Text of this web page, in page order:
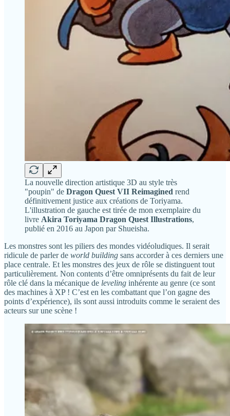
La nouvelle direction artistique 3D au style très
"poupin" de Dragon Quest VII Reimagined rend
définitivement justice aux créations de Toriyama.
L'illustration de gauche est tirée de mon exemplaire du
livre Akira Toriyama Dragon Quest Illustrations,
publié en 2016 au Japon par Shueisha.
Les monstres sont les piliers des mondes vidéoludiques. Il serait
ridicule de parler de world building sans accorder à ces derniers une
place centrale. Et les monstres des jeux de rôle se distinguent tout
particulièrement. Non contents d’être omniprésents du fait de leur
rôle clé dans la mécanique de leveling inhérente au genre (ce sont
des machines à XP ! C’est en les combattant que l’on gagne des
points d’expérience), ils sont aussi introduits comme le seraient des
acteurs sur une scène !